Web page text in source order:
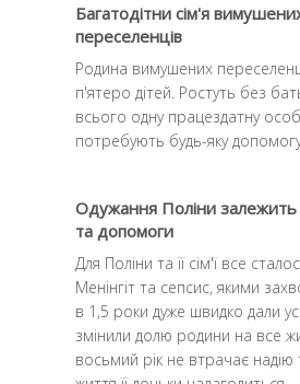
Багатодітни сім'я
переселенців
Родина вимушених
п'ятеро дітей. Ростуть без
всього одну працездатну
потребують будь-яку
Одужання Поліни залежить
та допомоги
Для Поліни та її сім'ї все
Менінгіт та сепсис, якими
в 1,5 роки дуже швидко дали
змінили долю родини на все
восьмий рік не втрачає надію